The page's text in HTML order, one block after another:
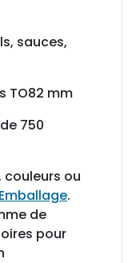
sauces,
TO82 mm
750
couleurs ou
Emballage.
de
pour